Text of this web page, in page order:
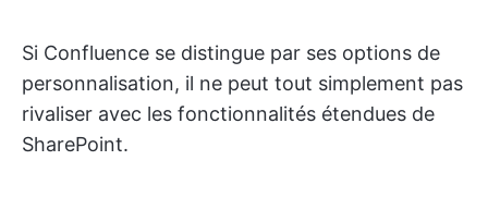
Si Confluence se distingue par ses options de
personnalisation, il ne peut tout simplement pas
rivaliser avec les fonctionnalités étendues de
SharePoint.